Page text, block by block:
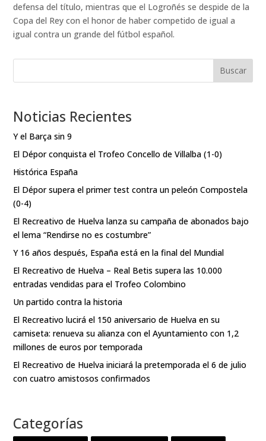
defensa del título, mientras que el Logroñés se despide de la
Copa del Rey con el honor de haber competido de igual a
igual contra un grande del fútbol español.
Buscar
Noticias Recientes
Y el Barça sin 9
El Dépor conquista el Trofeo Concello de Villalba (1-0)
Histórica España
El Dépor supera el primer test contra un peleón Compostela
(0-4)
El Recreativo de Huelva lanza su campaña de abonados bajo
el lema “Rendirse no es costumbre”
Y 16 años después, España está en la final del Mundial
El Recreativo de Huelva – Real Betis supera las 10.000
entradas vendidas para el Trofeo Colombino
Un partido contra la historia
El Recreativo lucirá el 150 aniversario de Huelva en su
camiseta: renueva su alianza con el Ayuntamiento con 1,2
millones de euros por temporada
El Recreativo de Huelva iniciará la pretemporada el 6 de julio
con cuatro amistosos confirmados
Categorías